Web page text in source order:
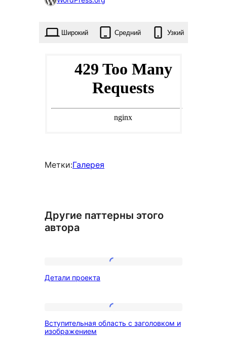
Широкий Средний Узкий
Метки:Галерея
Другие паттерны этого
автора
Детали проекта
область
Вступительная область с заголовком и
изображением